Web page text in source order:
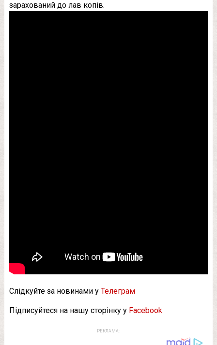
зарахований до лав копів.
Слідкуйте за новинами у Телеграм
Підписуйтеся на нашу сторінку у Facebook
РЕКЛАМА: